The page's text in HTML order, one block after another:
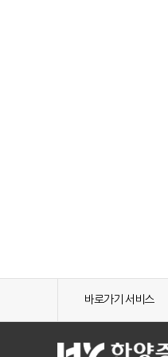
바로가기 서비스